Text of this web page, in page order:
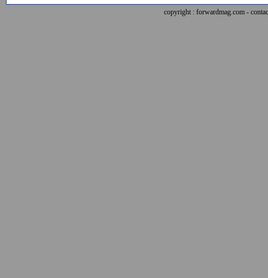
copyright : forwardmag.com -